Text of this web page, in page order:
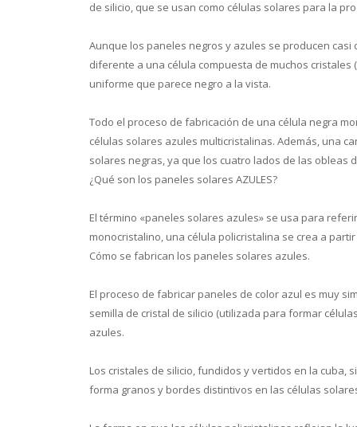
de silicio, que se usan como células solares para la
Aunque los paneles negros y azules se producen
diferente a una célula compuesta de muchos
uniforme que parece negro a la vista.
Todo el proceso de fabricación de una célula negra
células solares azules multicristalinas. Además, una
solares negras, ya que los cuatro lados de las obleas
¿Qué son los paneles solares AZULES?
El término «paneles solares azules» se usa para
monocristalino, una célula policristalina se crea a
Cómo se fabrican los paneles solares azules.
El proceso de fabricar paneles de color azul es muy
semilla de cristal de silicio (utilizada para formar
azules.
Los cristales de silicio, fundidos y vertidos en la
forma granos y bordes distintivos en las células